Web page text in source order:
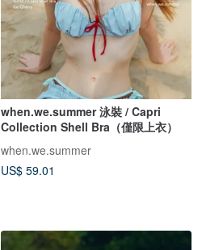
when.we.summer 泳裝 / Capri
Collection Shell Bra（僅限上衣）
when.we.summer
US$ 59.01